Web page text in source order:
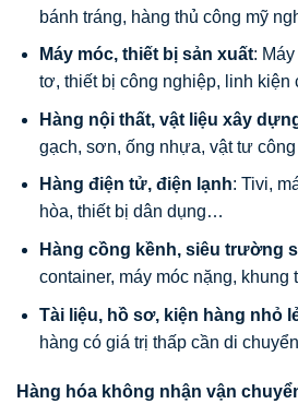
bánh tráng, hàng thủ công mỹ
Máy móc, thiết bị sản xuất:
tơ, thiết bị công nghiệp, linh kiện
Hàng nội thất, vật liệu xây
gạch, sơn, ống nhựa, vật tư công
Hàng điện tử, điện lạnh: Tivi,
hòa, thiết bị dân dụng…
Hàng cồng kềnh, siêu trường
container, máy móc nặng, khung
Tài liệu, hồ sơ, kiện hàng nhỏ
hàng có giá trị thấp cần di
Hàng hóa không nhận vận